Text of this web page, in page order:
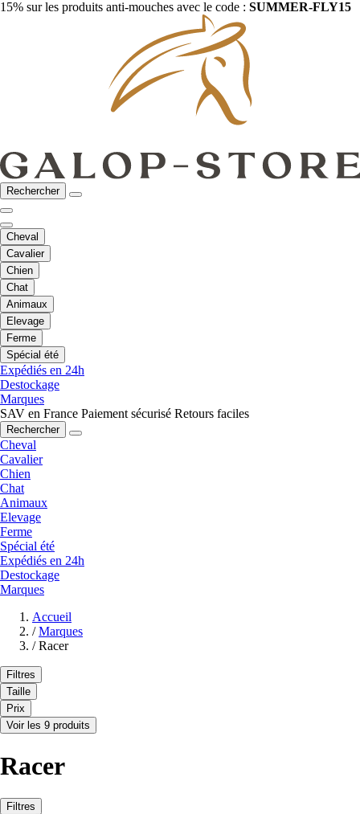
15% sur les produits anti-mouches avec le code : SUMMER-FLY15
Rechercher
Cheval
Cavalier
Chien
Chat
Animaux
Elevage
Ferme
Spécial été
Expédiés en 24h
Destockage
Marques
SAV en France Paiement sécurisé Retours faciles
Rechercher
Cheval
Cavalier
Chien
Chat
Animaux
Elevage
Ferme
Spécial été
Expédiés en 24h
Destockage
Marques
Accueil
/ Marques
/ Racer
Filtres
Taille
Prix
Voir les 9 produits
Racer
Filtres